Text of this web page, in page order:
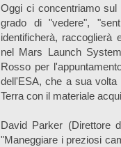
Oggi ci concentriamo
grado di "vedere",
identificherà, raccoglierà
nel Mars Launch
Rosso per
dell'ESA, che a sua volta
Terra con il materiale
David Parker (Direttore
"Maneggiare i preziosi